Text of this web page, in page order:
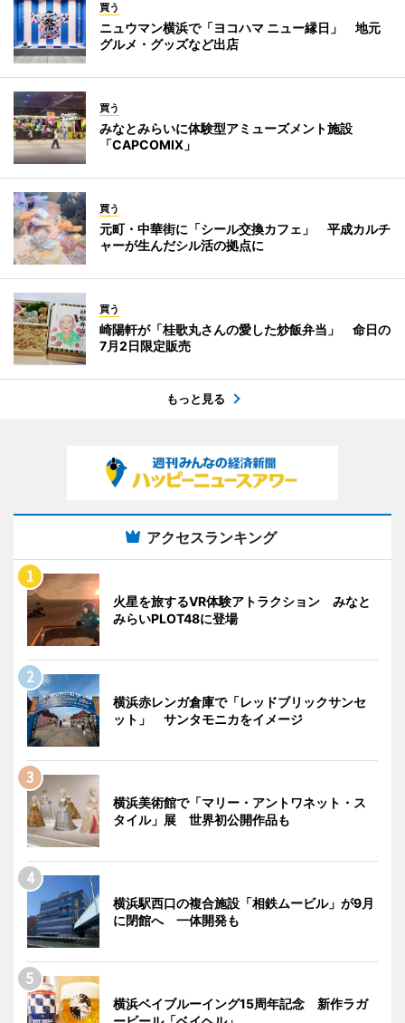
買う
ニュウマン横浜で「ヨコハマ ニュー縁日」 地元
グルメ・グッズなど出店
買う
みなとみらいに体験型アミューズメント施設
「CAPCOMIX」
買う
元町・中華街に「シール交換カフェ」 平成カルチ
ャーが生んだシル活の拠点に
買う
崎陽軒が「桂歌丸さんの愛した炒飯弁当」 命日の
7月2日限定販売
もっと見る
アクセスランキング
火星を旅するVR体験アトラクション みなと
みらいPLOT48に登場
横浜赤レンガ倉庫で「レッドブリックサンセ
ット」 サンタモニカをイメージ
横浜美術館で「マリー・アントワネット・ス
タイル」展 世界初公開作品も
横浜駅西口の複合施設「相鉄ムービル」が9月
に閉館へ 一体開発も
横浜ベイブルーイング15周年記念 新作ラガ